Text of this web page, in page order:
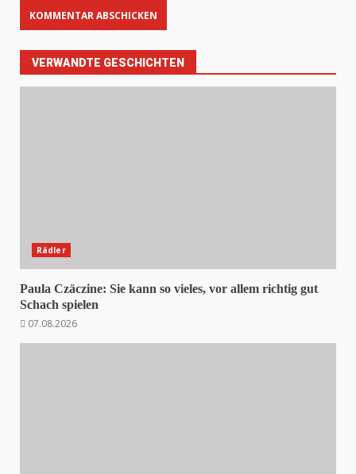
VERWANDTE GESCHICHTEN
Rädler
Paula Czäczine: Sie kann so vieles, vor allem richtig gut
Schach spielen
07.08.2026